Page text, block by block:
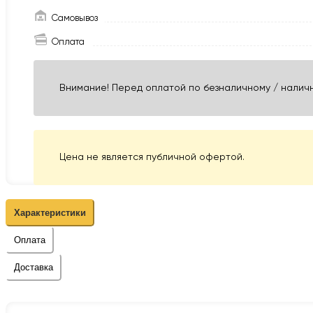
Самовывоз
Оплата
Внимание! Перед оплатой по безналичному /
Цена не является публичной офертой.
Характеристики
Оплата
Доставка